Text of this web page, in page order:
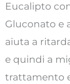
Eucalipto
Gluconato e
aiuta a
e quindi a
trattamento